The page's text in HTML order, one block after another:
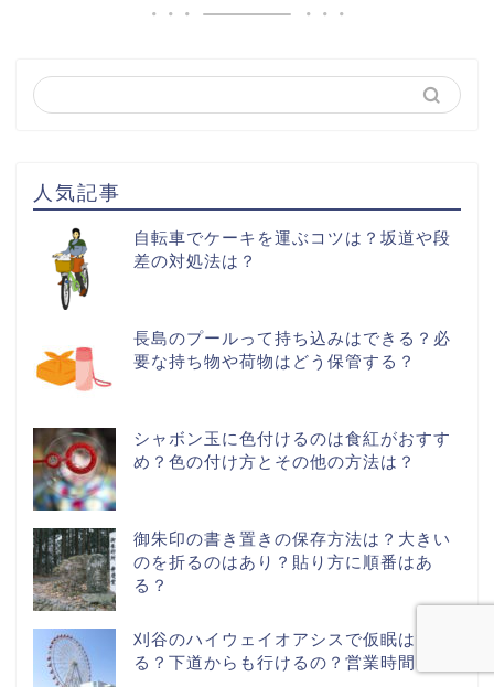
人気記事
自転車でケーキを運ぶコツは？坂道や段
差の対処法は？
長島のプールって持ち込みはできる？必
要な持ち物や荷物はどう保管する？
シャボン玉に色付けるのは食紅がおすす
め？色の付け方とその他の方法は？
御朱印の書き置きの保存方法は？大きい
のを折るのはあり？貼り方に順番はあ
る？
刈谷のハイウェイオアシスで仮眠はでき
る？下道からも行けるの？営業時間は？